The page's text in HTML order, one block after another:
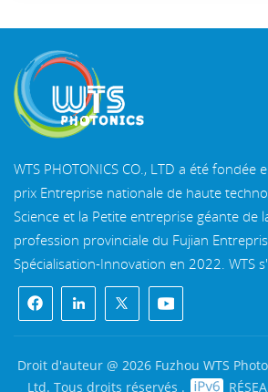
WTS PHOTONICS CO., LTD a été fondée
prix Entreprise nationale de haute
Science et la Petite entreprise géante de
profession provinciale du Fujian
Spécialisation-Innovation en 2022. WTS
belle ville côtière du sud-est, Fuzhou, une
en Chine. WTS dispose de 11 000 mètres carrés de
bâtiments d'usine standardisés, un
technique qualifié et d'un système de
complet, système de revêtement,
Droit d'auteur @ 2026 Fuzhou WTS
Ltd. Tous droits réservés .